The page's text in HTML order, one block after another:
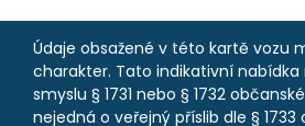
Údaje obsažené v této kartě vozu
charakter. Tato indikativní
smyslu § 1731 nebo § 1732
nejedná o veřejný příslib dle § 1733